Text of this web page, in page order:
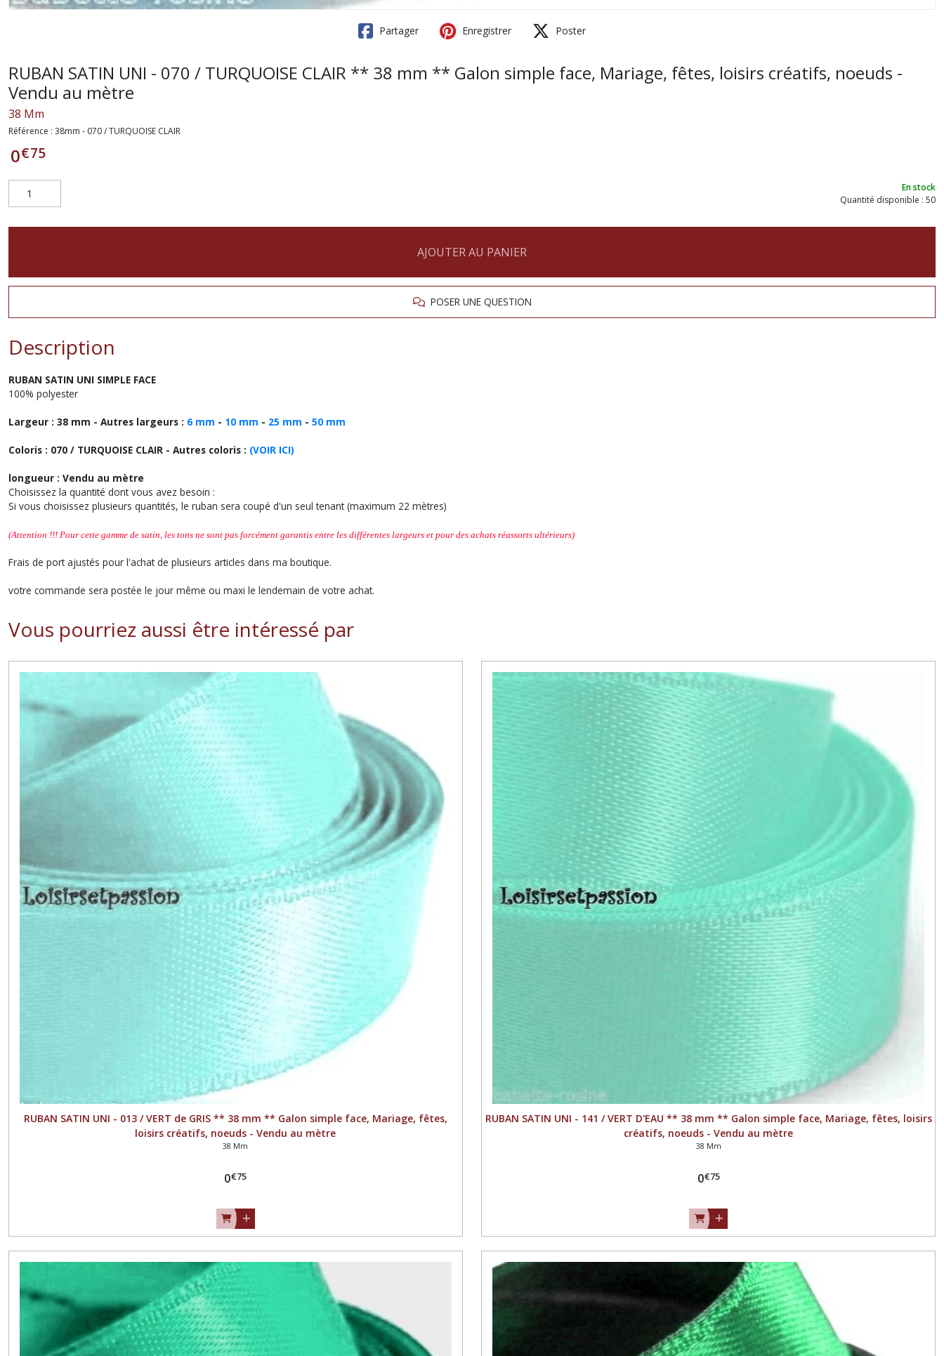
Partager Enregistrer Poster
RUBAN SATIN UNI - 070 / TURQUOISE CLAIR ** 38 mm ** Galon simple face, Mariage, fêtes, loisirs créatifs, noeuds -
Vendu au mètre
38 Mm
Référence : 38mm - 070 / TURQUOISE CLAIR
0€75
En stock
Quantité disponible : 50
AJOUTER AU PANIER
POSER UNE QUESTION
Description
RUBAN SATIN UNI SIMPLE FACE
100% polyester
Largeur : 38 mm - Autres largeurs : 6 mm - 10 mm - 25 mm - 50 mm
Coloris : 070 / TURQUOISE CLAIR - Autres coloris : (VOIR ICI)
longueur : Vendu au mètre
Choisissez la quantité dont vous avez besoin :
Si vous choisissez plusieurs quantités, le ruban sera coupé d'un seul tenant (maximum 22 mètres)
(Attention !!! Pour cette gamme de satin, les tons ne sont pas forcément garantis entre les différentes largeurs et pour des achats réassorts ultérieurs)
Frais de port ajustés pour l'achat de plusieurs articles dans ma boutique.
votre commande sera postée le jour même ou maxi le lendemain de votre achat.
Vous pourriez aussi être intéressé par
RUBAN SATIN UNI - 013 / VERT de GRIS ** 38 mm ** Galon simple face, Mariage, fêtes,
loisirs créatifs, noeuds - Vendu au mètre
38 Mm
0€75
RUBAN SATIN UNI - 141 / VERT D'EAU ** 38 mm ** Galon simple face, Mariage, fêtes, loisirs
créatifs, noeuds - Vendu au mètre
38 Mm
0€75